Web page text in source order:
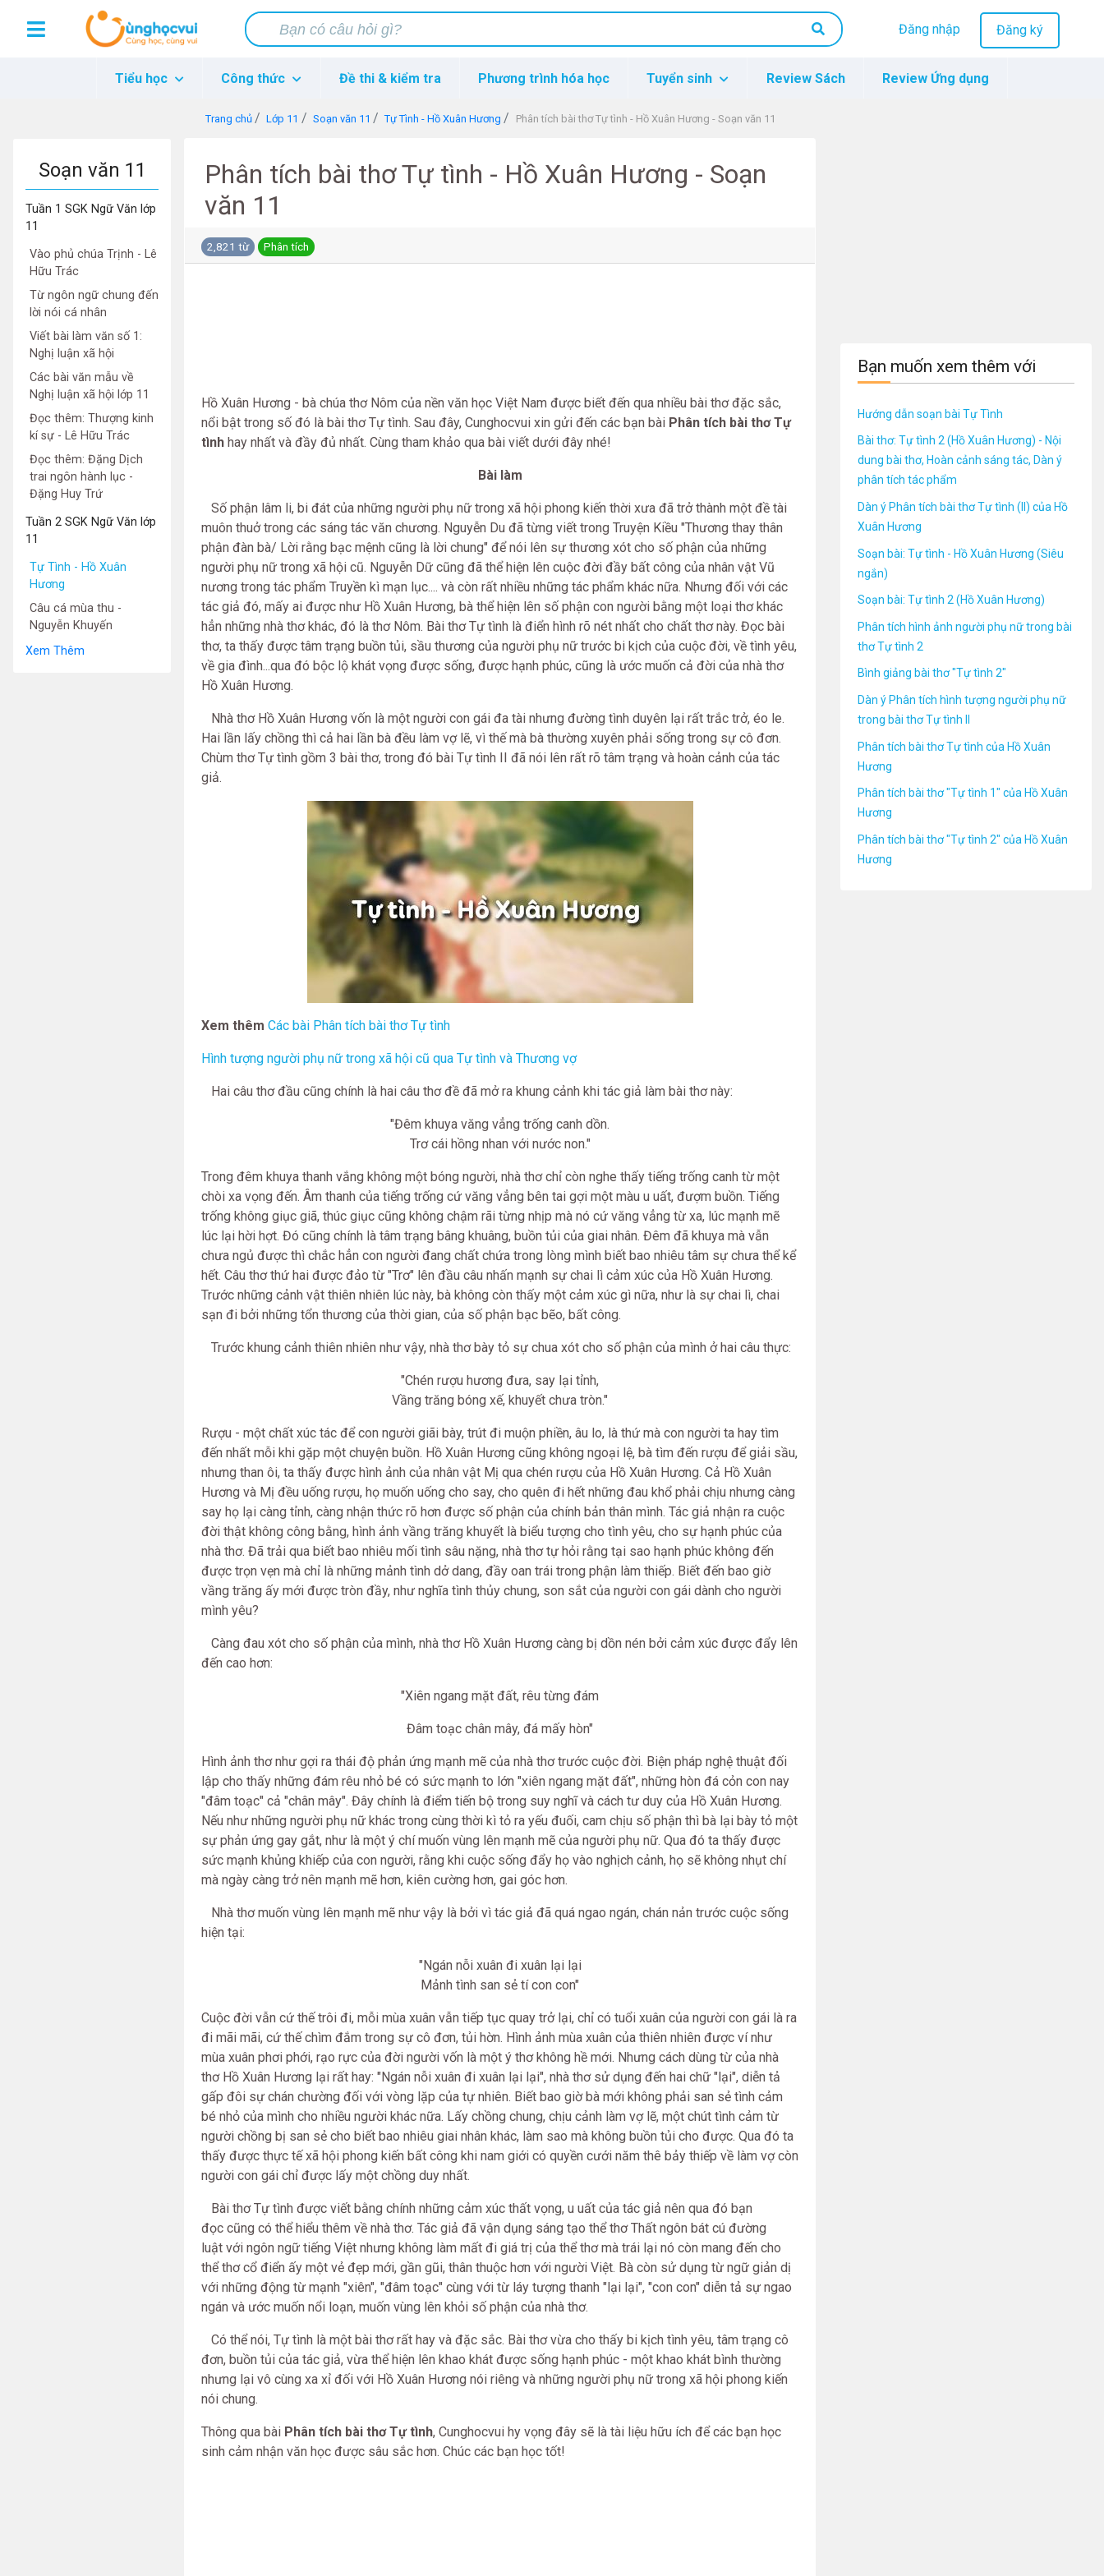
Đăng nhập Đăng ký
Tiểu học Công thức Đề thi & kiểm tra Phương trình hóa học Tuyển sinh Review Sách Review Ứng dụng
Trang chủ Lớp 11 Soạn văn 11 Tự Tình - Hồ Xuân Hương Phân tích bài thơ Tự tình - Hồ Xuân Hương - Soạn văn 11
Soạn văn 11
Tuần 1 SGK Ngữ Văn lớp
11
Vào phủ chúa Trịnh - Lê
Hữu Trác
Từ ngôn ngữ chung đến
lời nói cá nhân
Viết bài làm văn số 1:
Nghị luận xã hội
Các bài văn mẫu về
Nghị luận xã hội lớp 11
Đọc thêm: Thượng kinh
kí sự - Lê Hữu Trác
Đọc thêm: Đặng Dịch
trai ngôn hành lục -
Đặng Huy Trứ
Tuần 2 SGK Ngữ Văn lớp
11
Tự Tình - Hồ Xuân
Hương
Câu cá mùa thu -
Nguyễn Khuyến
Xem Thêm
Phân tích bài thơ Tự tình - Hồ Xuân Hương - Soạn
văn 11
2,821 từ Phân tích
Hồ Xuân Hương - bà chúa thơ Nôm của nền văn học Việt Nam được biết đến qua nhiều bài thơ đặc sắc,
nổi bật trong số đó là bài thơ Tự tình. Sau đây, Cunghocvui xin gửi đến các bạn bài Phân tích bài thơ Tự
tình hay nhất và đầy đủ nhất. Cùng tham khảo qua bài viết dưới đây nhé!
Bài làm
Số phận lâm li, bi đát của những người phụ nữ trong xã hội phong kiến thời xưa đã trở thành một đề tài
muôn thuở trong các sáng tác văn chương. Nguyễn Du đã từng viết trong Truyện Kiều "Thương thay thân
phận đàn bà/ Lời rằng bạc mệnh cũng là lời chung" để nói lên sự thương xót cho số phận của những
người phụ nữ trong xã hội cũ. Nguyễn Dữ cũng đã thể hiện lên cuộc đời đầy bất công của nhân vật Vũ
nương trong tác phẩm Truyền kì mạn lục.... và còn rất nhiều những tác phẩm khác nữa. Nhưng đối với các
tác giả đó, mấy ai được như Hồ Xuân Hương, bà thể hiện lên số phận con người bằng một loại thơ khác
hẳn những nhà thơ khác, đó là thơ Nôm. Bài thơ Tự tình là điển hình rõ nét nhất cho chất thơ này. Đọc bài
thơ, ta thấy được tâm trạng buồn tủi, sầu thương của người phụ nữ trước bi kịch của cuộc đời, về tình yêu,
về gia đình...qua đó bộc lộ khát vọng được sống, được hạnh phúc, cũng là ước muốn cả đời của nhà thơ
Hồ Xuân Hương.
Nhà thơ Hồ Xuân Hương vốn là một người con gái đa tài nhưng đường tình duyên lại rất trắc trở, éo le.
Hai lần lấy chồng thì cả hai lần bà đều làm vợ lẽ, vì thế mà bà thường xuyên phải sống trong sự cô đơn.
Chùm thơ Tự tình gồm 3 bài thơ, trong đó bài Tự tình II đã nói lên rất rõ tâm trạng và hoàn cảnh của tác
giả.
Xem thêm Các bài Phân tích bài thơ Tự tình
Hình tượng người phụ nữ trong xã hội cũ qua Tự tình và Thương vợ
Hai câu thơ đầu cũng chính là hai câu thơ đề đã mở ra khung cảnh khi tác giả làm bài thơ này:
"Đêm khuya văng vẳng trống canh dồn.
Trơ cái hồng nhan với nước non."
Trong đêm khuya thanh vắng không một bóng người, nhà thơ chỉ còn nghe thấy tiếng trống canh từ một
chòi xa vọng đến. Âm thanh của tiếng trống cứ văng vẳng bên tai gợi một màu u uất, đượm buồn. Tiếng
trống không giục giã, thúc giục cũng không chậm rãi từng nhịp mà nó cứ văng vẳng từ xa, lúc mạnh mẽ
lúc lại hời hợt. Đó cũng chính là tâm trạng bâng khuâng, buồn tủi của giai nhân. Đêm đã khuya mà vẫn
chưa ngủ được thì chắc hẳn con người đang chất chứa trong lòng mình biết bao nhiêu tâm sự chưa thể kể
hết. Câu thơ thứ hai được đảo từ "Trơ" lên đầu câu nhấn mạnh sự chai lì cảm xúc của Hồ Xuân Hương.
Trước những cảnh vật thiên nhiên lúc này, bà không còn thấy một cảm xúc gì nữa, như là sự chai lì, chai
sạn đi bởi những tổn thương của thời gian, của số phận bạc bẽo, bất công.
Trước khung cảnh thiên nhiên như vậy, nhà thơ bày tỏ sự chua xót cho số phận của mình ở hai câu thực:
"Chén rượu hương đưa, say lại tỉnh,
Vầng trăng bóng xế, khuyết chưa tròn."
Rượu - một chất xúc tác để con người giãi bày, trút đi muộn phiền, âu lo, là thứ mà con người ta hay tìm
đến nhất mỗi khi gặp một chuyện buồn. Hồ Xuân Hương cũng không ngoại lệ, bà tìm đến rượu để giải sầu,
nhưng than ôi, ta thấy được hình ảnh của nhân vật Mị qua chén rượu của Hồ Xuân Hương. Cả Hồ Xuân
Hương và Mị đều uống rượu, họ muốn uống cho say, cho quên đi hết những đau khổ phải chịu nhưng càng
say họ lại càng tỉnh, càng nhận thức rõ hơn được số phận của chính bản thân mình. Tác giả nhận ra cuộc
đời thật không công bằng, hình ảnh vầng trăng khuyết là biểu tượng cho tình yêu, cho sự hạnh phúc của
nhà thơ. Đã trải qua biết bao nhiêu mối tình sâu nặng, nhà thơ tự hỏi rằng tại sao hạnh phúc không đến
được trọn vẹn mà chỉ là những mảnh tình dở dang, đầy oan trái trong phận làm thiếp. Biết đến bao giờ
vầng trăng ấy mới được tròn đầy, như nghĩa tình thủy chung, son sắt của người con gái dành cho người
mình yêu?
Càng đau xót cho số phận của mình, nhà thơ Hồ Xuân Hương càng bị dồn nén bởi cảm xúc được đẩy lên
đến cao hơn:
"Xiên ngang mặt đất, rêu từng đám
Đâm toạc chân mây, đá mấy hòn"
Hình ảnh thơ như gợi ra thái độ phản ứng mạnh mẽ của nhà thơ trước cuộc đời. Biện pháp nghệ thuật đối
lập cho thấy những đám rêu nhỏ bé có sức mạnh to lớn "xiên ngang mặt đất", những hòn đá cỏn con nay
"đâm toạc" cả "chân mây". Đây chính là điểm tiến bộ trong suy nghĩ và cách tư duy của Hồ Xuân Hương.
Nếu như những người phụ nữ khác trong cùng thời kì tỏ ra yếu đuối, cam chịu số phận thì bà lại bày tỏ một
sự phản ứng gay gắt, như là một ý chí muốn vùng lên mạnh mẽ của người phụ nữ. Qua đó ta thấy được
sức mạnh khủng khiếp của con người, rằng khi cuộc sống đẩy họ vào nghịch cảnh, họ sẽ không nhụt chí
mà ngày càng trở nên mạnh mẽ hơn, kiên cường hơn, gai góc hơn.
Nhà thơ muốn vùng lên mạnh mẽ như vậy là bởi vì tác giả đã quá ngao ngán, chán nản trước cuộc sống
hiện tại:
"Ngán nỗi xuân đi xuân lại lại
Mảnh tình san sẻ tí con con"
Cuộc đời vẫn cứ thế trôi đi, mỗi mùa xuân vẫn tiếp tục quay trở lại, chỉ có tuổi xuân của người con gái là ra
đi mãi mãi, cứ thế chìm đắm trong sự cô đơn, tủi hờn. Hình ảnh mùa xuân của thiên nhiên được ví như
mùa xuân phơi phới, rạo rực của đời người vốn là một ý thơ không hề mới. Nhưng cách dùng từ của nhà
thơ Hồ Xuân Hương lại rất hay: "Ngán nỗi xuân đi xuân lại lại", nhà thơ sử dụng đến hai chữ "lại", diễn tả
gấp đôi sự chán chường đối với vòng lặp của tự nhiên. Biết bao giờ bà mới không phải san sẻ tình cảm
bé nhỏ của mình cho nhiều người khác nữa. Lấy chồng chung, chịu cảnh làm vợ lẽ, một chút tình cảm từ
người chồng bị san sẻ cho biết bao nhiêu giai nhân khác, làm sao mà không buồn tủi cho được. Qua đó ta
thấy được thực tế xã hội phong kiến bất công khi nam giới có quyền cưới năm thê bảy thiếp về làm vợ còn
người con gái chỉ được lấy một chồng duy nhất.
Bài thơ Tự tình được viết bằng chính những cảm xúc thất vọng, u uất của tác giả nên qua đó bạn
đọc cũng có thể hiểu thêm về nhà thơ. Tác giả đã vận dụng sáng tạo thể thơ Thất ngôn bát cú đường
luật với ngôn ngữ tiếng Việt nhưng không làm mất đi giá trị của thể thơ mà trái lại nó còn mang đến cho
thể thơ cổ điển ấy một vẻ đẹp mới, gần gũi, thân thuộc hơn với người Việt. Bà còn sử dụng từ ngữ giản dị
với những động từ mạnh "xiên", "đâm toạc" cùng với từ láy tượng thanh "lại lại", "con con" diễn tả sự ngao
ngán và ước muốn nổi loạn, muốn vùng lên khỏi số phận của nhà thơ.
Có thể nói, Tự tình là một bài thơ rất hay và đặc sắc. Bài thơ vừa cho thấy bi kịch tình yêu, tâm trạng cô
đơn, buồn tủi của tác giả, vừa thể hiện lên khao khát được sống hạnh phúc - một khao khát bình thường
nhưng lại vô cùng xa xỉ đối với Hồ Xuân Hương nói riêng và những người phụ nữ trong xã hội phong kiến
nói chung.
Thông qua bài Phân tích bài thơ Tự tình, Cunghocvui hy vọng đây sẽ là tài liệu hữu ích để các bạn học
sinh cảm nhận văn học được sâu sắc hơn. Chúc các bạn học tốt!
Bạn muốn xem thêm với
Hướng dẫn soạn bài Tự Tình
Bài thơ: Tự tình 2 (Hồ Xuân Hương) - Nội
dung bài thơ, Hoàn cảnh sáng tác, Dàn ý
phân tích tác phẩm
Dàn ý Phân tích bài thơ Tự tình (II) của Hồ
Xuân Hương
Soạn bài: Tự tình - Hồ Xuân Hương (Siêu
ngắn)
Soạn bài: Tự tình 2 (Hồ Xuân Hương)
Phân tích hình ảnh người phụ nữ trong bài
thơ Tự tình 2
Bình giảng bài thơ "Tự tình 2"
Dàn ý Phân tích hình tượng người phụ nữ
trong bài thơ Tự tình II
Phân tích bài thơ Tự tình của Hồ Xuân
Hương
Phân tích bài thơ "Tự tình 1" của Hồ Xuân
Hương
Phân tích bài thơ "Tự tình 2" của Hồ Xuân
Hương